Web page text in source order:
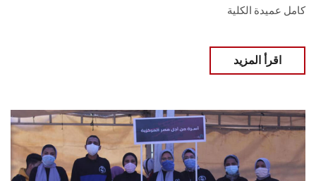
كامل عميدة الكلية
اقرأ المزيد